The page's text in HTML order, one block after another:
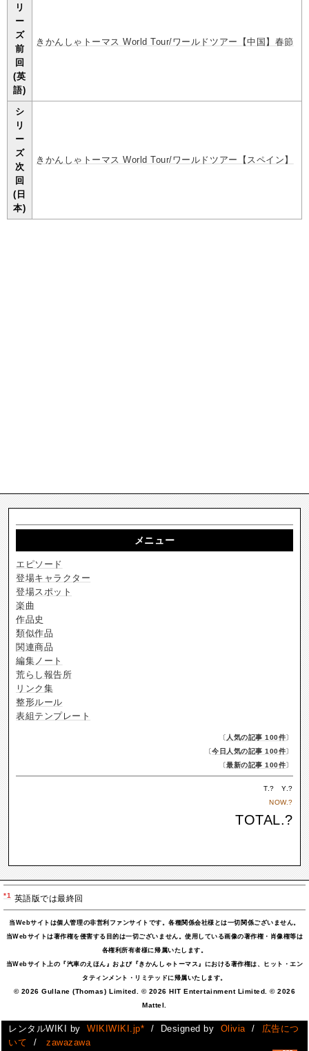
リ
ー
ズ
前
回
(英
語)
きかんしゃトーマス World Tour/ワールドツアー【中国】春節
シ
リ
ー
ズ
次
回
(日
本)
きかんしゃトーマス World Tour/ワールドツアー【スペイン】
メニュー
エピソード
登場キャラクター
登場スポット
楽曲
作品史
類似作品
関連商品
編集ノート
荒らし報告所
リンク集
整形ルール
表組テンプレート
〔 人気の記事 100件〕
〔今日人気の記事 100件〕
〔最新の記事 100件〕
T.? Y.?
NOW.?
TOTAL.?
*1 英語版では最終回
当Webサイトは個人管理の非営利ファンサイトです。各種関係会社様とは一切関係ございません。
当Webサイトは著作権を侵害する目的は一切ございません。使用している画像の著作権・肖像権等は
各権利所有者様に帰属いたします。
当Webサイト上の『汽車のえほん』および『きかんしゃトーマス』における著作権は、ヒット・エン
タティンメント・リミテッドに帰属いたします。
© 2026 Gullane (Thomas) Limited. © 2026 HIT Entertainment Limited. © 2026
Mattel.
レンタルWIKI by WIKIWIKI.jp* / Designed by Olivia /
広告につ
いて
/ zawazawa